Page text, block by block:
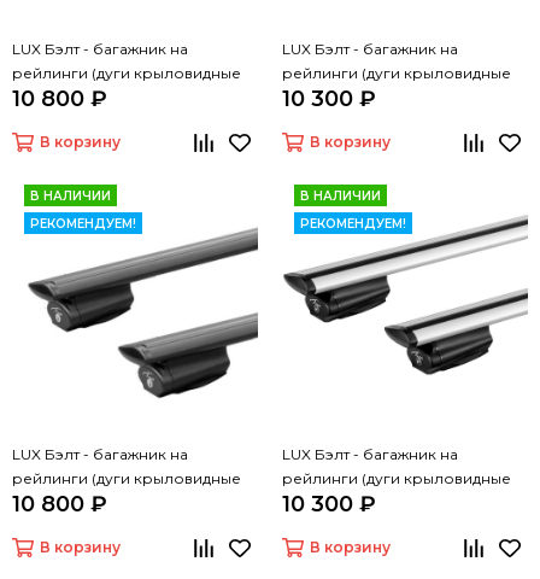
LUX Бэлт - багажник на
рейлинги (дуги крыловидные
черные, 1,2м)
10 800 ₽
В корзину
LUX Бэлт - багажник на
рейлинги (дуги крыловидные
серые, 1,2м)
10 300 ₽
В корзину
В НАЛИЧИИ
РЕКОМЕНДУЕМ!
LUX Бэлт - багажник на
рейлинги (дуги крыловидные
черные, 1,3м)
10 800 ₽
В корзину
В НАЛИЧИИ
РЕКОМЕНДУЕМ!
LUX Бэлт - багажник на
рейлинги (дуги крыловидные
серые, 1,3м)
10 300 ₽
В корзину